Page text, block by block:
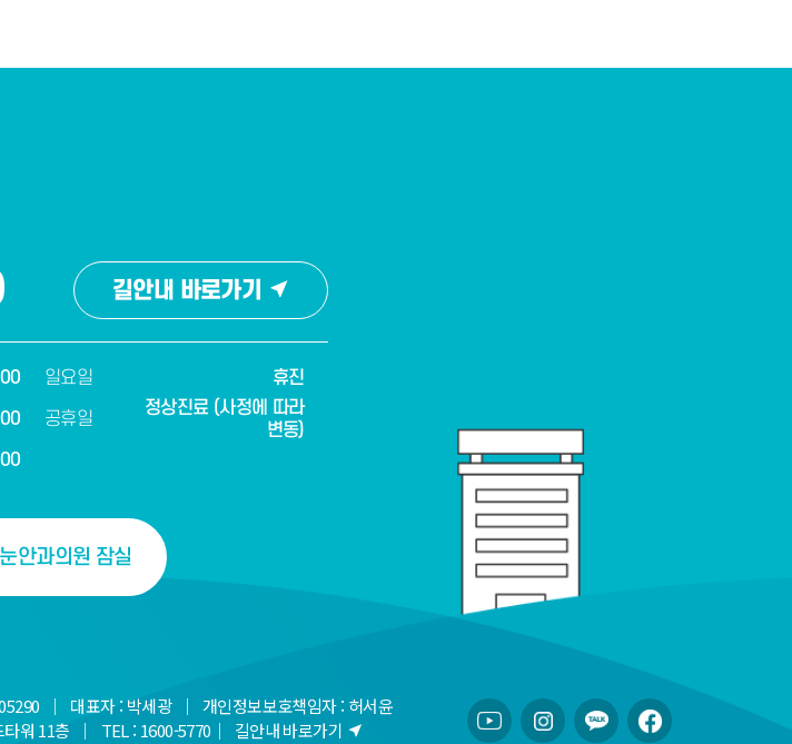
길안내 바로가기
일요일 휴진
공휴일
정상진료 (사정에 따라
변동)
안과의원 잠실
｜ 대표자 : 박세광 ｜ 개인정보보호책임자 : 허서윤
워 11층 ｜ TEL : 1600-5770｜ 길안내 바로가기